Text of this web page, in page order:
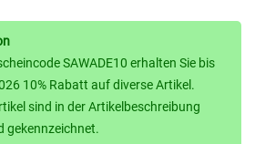
SAWADE10 erhalten Sie bis
10% Rabatt auf diverse Artikel.
sind in der Artikelbeschreibung
gekennzeichnet.